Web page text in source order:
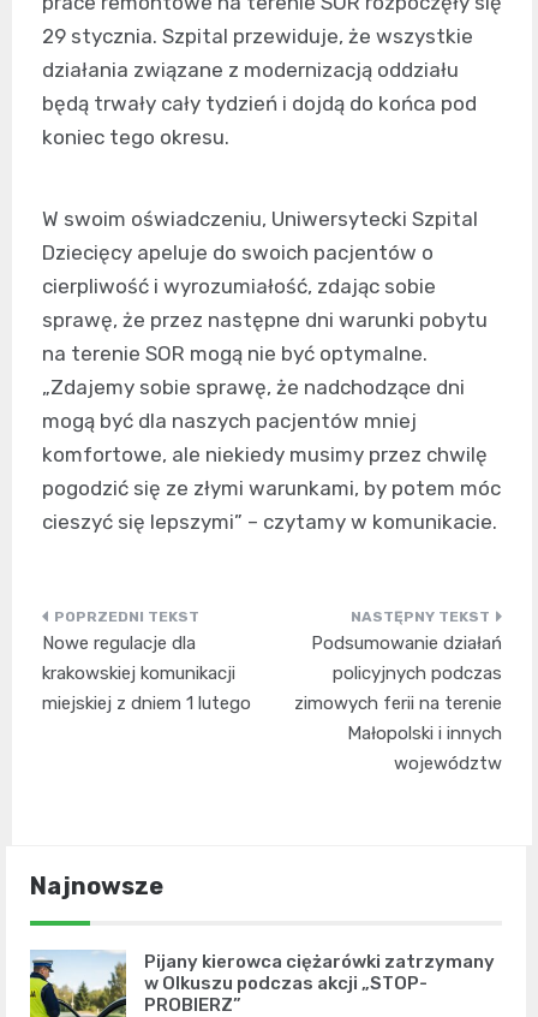
29 stycznia. Szpital przewiduje, że wszystkie
działania związane z modernizacją oddziału
będą trwały cały tydzień i dojdą do końca pod
koniec tego okresu.
W swoim oświadczeniu, Uniwersytecki Szpital
Dziecięcy apeluje do swoich pacjentów o
cierpliwość i wyrozumiałość, zdając sobie
sprawę, że przez następne dni warunki pobytu
na terenie SOR mogą nie być optymalne.
„Zdajemy sobie sprawę, że nadchodzące dni
mogą być dla naszych pacjentów mniej
komfortowe, ale niekiedy musimy przez chwilę
pogodzić się ze złymi warunkami, by potem móc
cieszyć się lepszymi” – czytamy w komunikacie.
Nawigacja
wpisu
Nowe regulacje dla
krakowskiej komunikacji
miejskiej z dniem 1 lutego
Podsumowanie działań
policyjnych podczas
zimowych ferii na terenie
Małopolski i innych
województw
Najnowsze
Pijany kierowca ciężarówki zatrzymany
w Olkuszu podczas akcji „STOP-
PROBIERZ”